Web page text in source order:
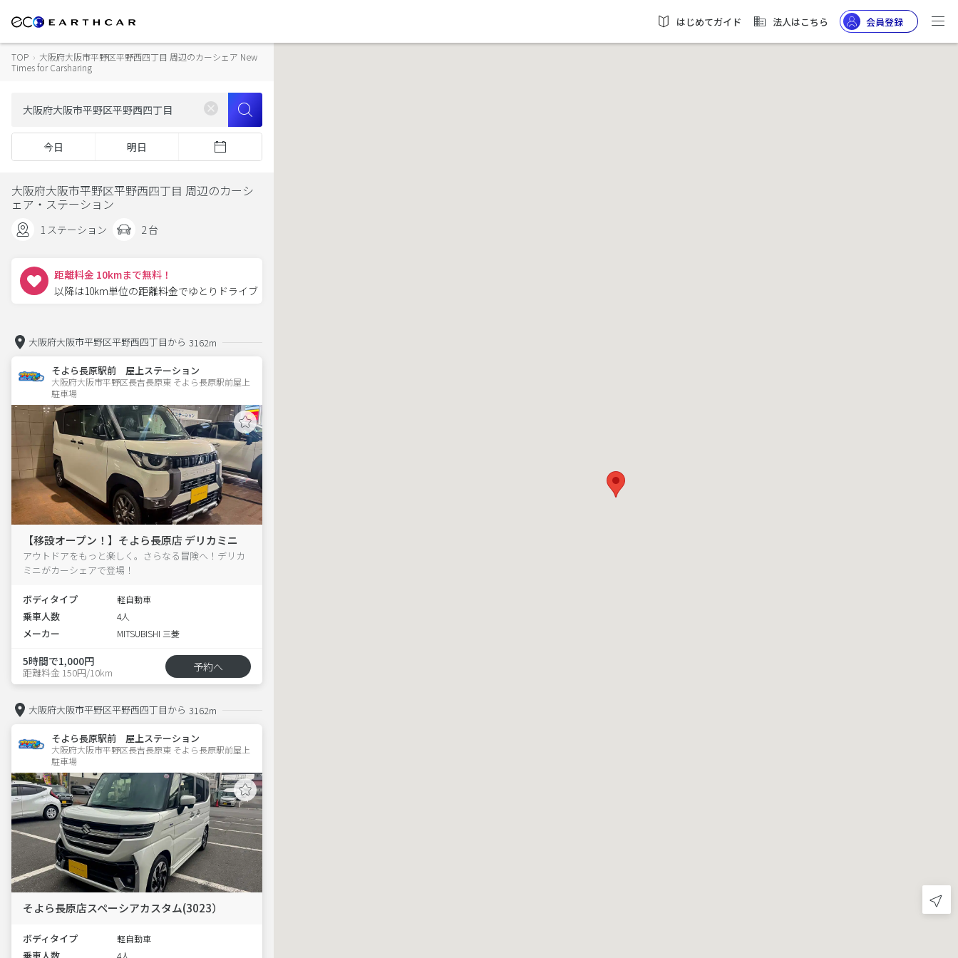
はじめてガイド 法人はこちら 会員登録
TOP › 大阪府大阪市平野区平野西四丁目 周辺のカーシェア New
Times for Carsharing
今日 明日
大阪府大阪市平野区平野西四丁目 周辺のカーシ
ェア・ステーション
1 ステーション 2 台
距離料金 10kmまで無料！
以降は10km単位の距離料金でゆとりドライブ
大阪府大阪市平野区平野西四丁目から 3162m
そよら長原駅前 屋上ステーション
大阪府大阪市平野区長吉長原東 そよら長原駅前屋上
駐車場
【移設オープン！】そよら長原店 デリカミニ
アウトドアをもっと楽しく。さらなる冒険へ！デリカ
ミニがカーシェアで登場！
ボディタイプ 軽自動車
乗車人数 4人
メーカー MITSUBISHI 三菱
5時間で1,000円
距離料金 150円/10km 予約へ
大阪府大阪市平野区平野西四丁目から 3162m
そよら長原駅前 屋上ステーション
大阪府大阪市平野区長吉長原東 そよら長原駅前屋上
駐車場
そよら長原店スペーシアカスタム(3023）
ボディタイプ 軽自動車
4人